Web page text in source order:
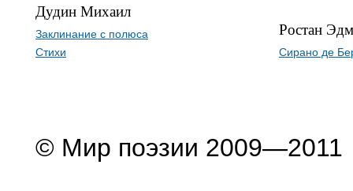
Дудин Михаил
Заклинание с полюса
Стихи
Ростан
Сирано де
© Мир поэзии 2009—2011